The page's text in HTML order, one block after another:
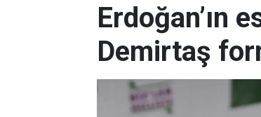
Erdoğan’ın
Demirtaş